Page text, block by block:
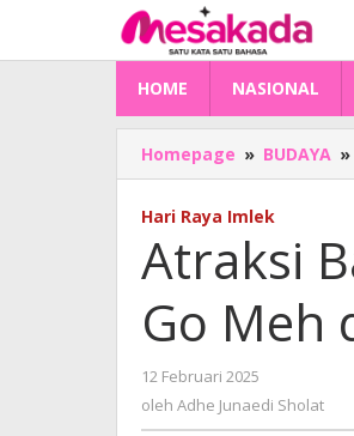
konten
HOME NASIONAL
Homepage » BUDAYA »
Hari Raya Imlek
Atraksi
Go Meh
12 Februari 2025
Adhe
oleh Adhe Junaedi Sholat